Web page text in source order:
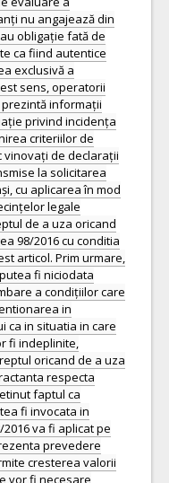
nu angajează din
obligație fată de
ca fiind autentice
exclusivă a
sens, operatorii
informații
privind incidența
criteriilor de
vinovați de declarații
la solicitarea
cu aplicarea în mod
legale
de a uza oricand
98/2016 cu conditia
articol. Prim urmare,
fi niciodata
a condițiilor care
in
ca in situatia in care
fi indeplinite,
oricand de a uza
respecta
faptul ca
fi invocata in
va fi aplicat pe
prevedere
cresterea valorii
vor fi necesare